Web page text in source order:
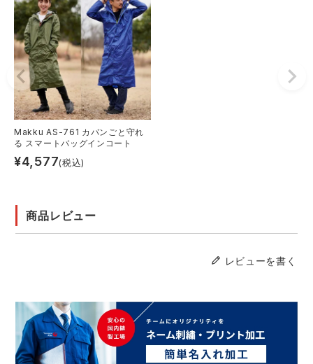
Makku AS-761 カバンごと守れ
る スマートバッグインコート
¥4,577(税込)
商品レビュー
レビューを書く